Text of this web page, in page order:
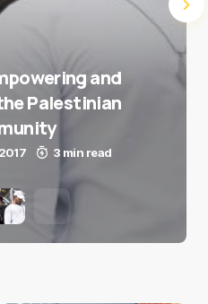
and
Palestinian
3 min read